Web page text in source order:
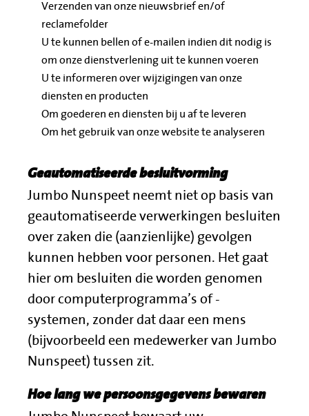
Verzenden van onze nieuwsbrief en/of
reclamefolder
U te kunnen bellen of e-mailen indien dit nodig is
om onze dienstverlening uit te kunnen voeren
U te informeren over wijzigingen van onze
diensten en producten
Om goederen en diensten bij u af te leveren
Om het gebruik van onze website te analyseren
Geautomatiseerde besluitvorming
Jumbo Nunspeet neemt niet op basis van
geautomatiseerde verwerkingen besluiten
over zaken die (aanzienlijke) gevolgen
kunnen hebben voor personen. Het gaat
hier om besluiten die worden genomen
door computerprogramma’s of -
systemen, zonder dat daar een mens
(bijvoorbeeld een medewerker van Jumbo
Nunspeet) tussen zit.
Hoe lang we persoonsgegevens bewaren